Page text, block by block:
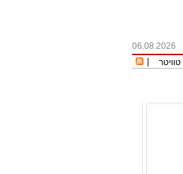
06.08.2026
טוויטר